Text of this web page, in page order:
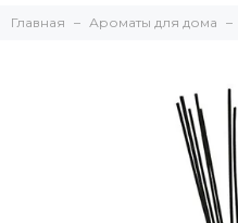
Главная Ароматы для дома